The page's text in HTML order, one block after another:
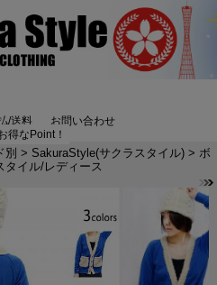
/送料
お問い合わせ
得なPoint！
別 > SakuraStyle(サクラスタイル) > ボ
イル/レディース